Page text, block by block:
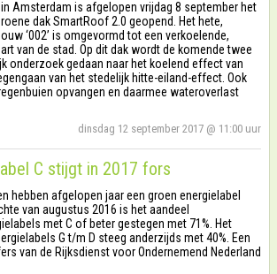
Amsterdam is afgelopen vrijdag 8 september het
dak SmartRoof 2.0 geopend. Het hete,
‘002’ is omgevormd tot een verkoelende,
van de stad. Op dit dak wordt de komende twee
onderzoek gedaan naar het koelend effect van
van het stedelijk hitte-eiland-effect. Ook
opvangen en daarmee wateroverlast
dinsdag 12 september 2017 @ 11:00 uur
C stijgt in 2017 fors
hebben afgelopen jaar een groen energielabel
van augustus 2016 is het aandeel
met C of beter gestegen met 71%. Het
G t/m D steeg anderzijds met 40%. Een
van de Rijksdienst voor Ondernemend Nederland